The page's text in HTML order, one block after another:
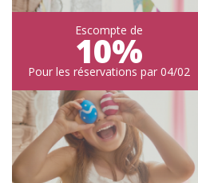
Escompte de
10%
Pour les réservations par 04/02